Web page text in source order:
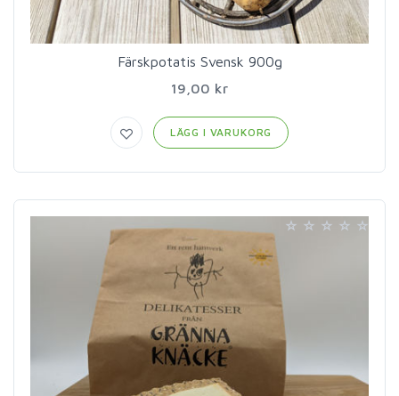
Färskpotatis Svensk 900g
19,00 kr
LÄGG I VARUKORG